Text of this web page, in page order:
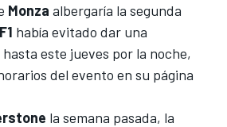
Monza albergaría la segunda
F1 había evitado dar una
este jueves por la noche,
del evento en su página
la semana pasada, la